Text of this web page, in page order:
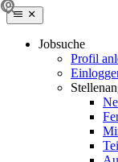
Jobsuche
Profil